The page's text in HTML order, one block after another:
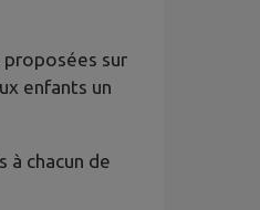
sur
enfants un
à chacun de